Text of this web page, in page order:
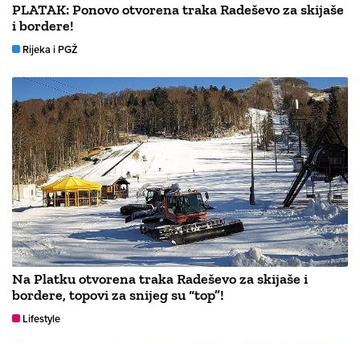
PLATAK: Ponovo otvorena traka Radeševo za skijaše
i bordere!
Rijeka i PGŽ
Na Platku otvorena traka Radeševo za skijaše i
bordere, topovi za snijeg su “top”!
Lifestyle